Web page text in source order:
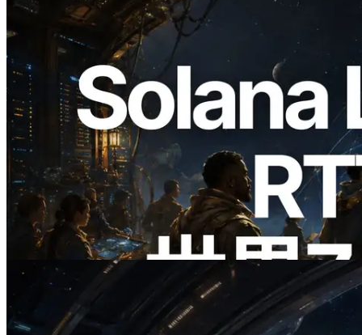
2026.08.05
ERPC、Solana Leader Slot APIを世界7
リージョンのping計測に拡張—
Validators Information APIも公開
この記事を読む